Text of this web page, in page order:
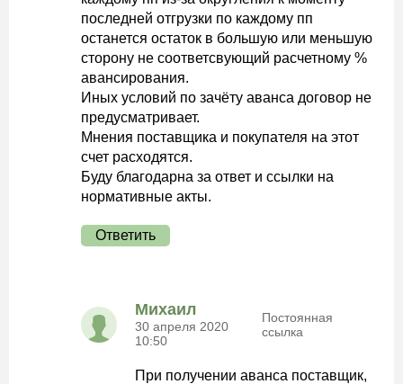
последней отгрузки по каждому пп
останется остаток в большую или меньшую
сторону не соответсвующий расчетному %
авансирования.
Иных условий по зачёту аванса договор не
предусматривает.
Мнения поставщика и покупателя на этот
счет расходятся.
Буду благодарна за ответ и ссылки на
нормативные акты.
Ответить
Михаил
30 апреля 2020
10:50
Постоянная
ссылка
При получении аванса поставщик,